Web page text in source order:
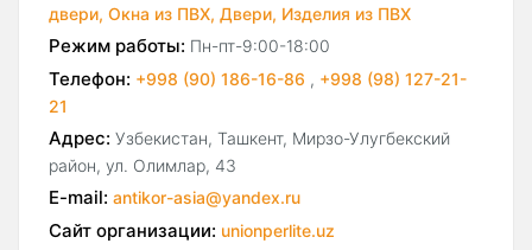
двери, Окна из ПВХ, Двери, Изделия из ПВХ
Режим работы: Пн-пт-9:00-18:00
Телефон: +998 (90) 186-16-86 , +998 (98) 127-21-
21
Адрес: Узбекистан, Ташкент, Мирзо-Улугбекский
район, ул. Олимлар, 43
E-mail: antikor-asia@yandex.ru
Сайт организации: unionperlite.uz